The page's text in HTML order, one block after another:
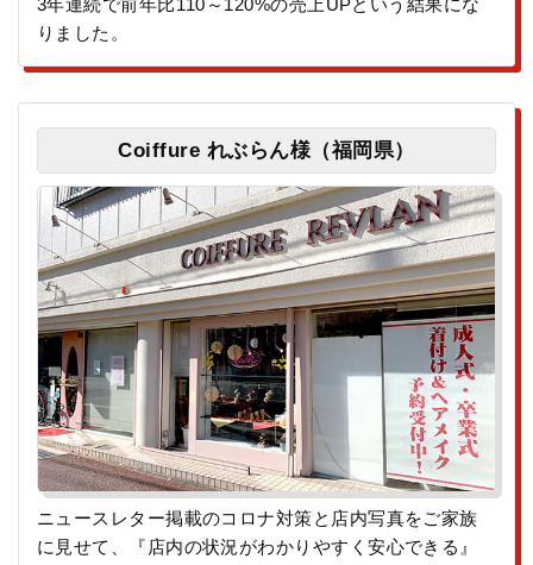
3年連続で前年比110～120%の売上UPという結果にな
りました。
Coiffure れぶらん様（福岡県）
ニュースレター掲載のコロナ対策と店内写真をご家族
に見せて、『店内の状況がわかりやすく安心できる』